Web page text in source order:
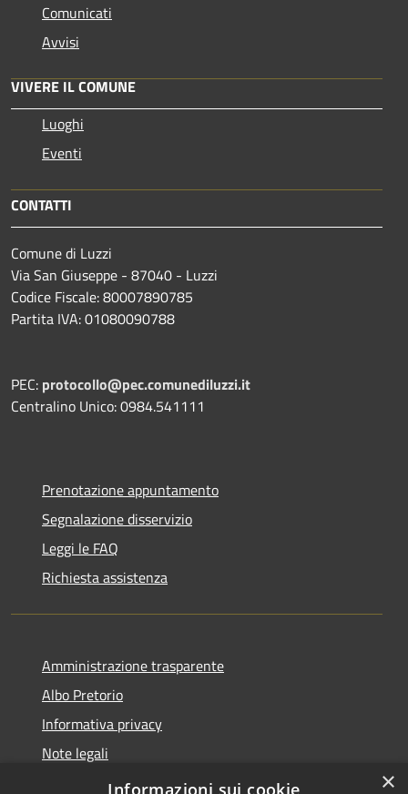
Comunicati
Avvisi
VIVERE IL COMUNE
Luoghi
Eventi
CONTATTI
Comune di Luzzi
Via San Giuseppe - 87040 - Luzzi
Codice Fiscale: 80007890785
Partita IVA: 01080090788
PEC: protocollo@pec.comunediluzzi.it
Centralino Unico: 0984.541111
Prenotazione appuntamento
Segnalazione disservizio
Leggi le FAQ
Richiesta assistenza
Amministrazione trasparente
Albo Pretorio
Informativa privacy
Note legali
Dichiarazione di accessibilità
×
Informazioni sui cookie